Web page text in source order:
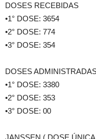
DOSES RECEBIDAS
•1° DOSE: 3654
•2° DOSE: 774
•3° DOSE: 354
DOSES
•1° DOSE: 3380
•2° DOSE: 353
•3° DOSE: 00
JANSSEN ( DOSE ÚNICA